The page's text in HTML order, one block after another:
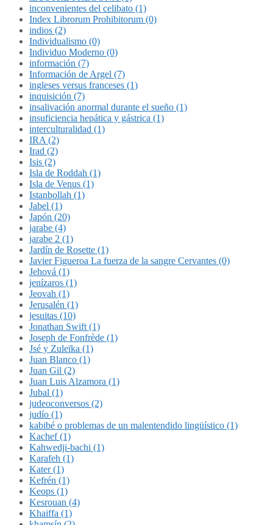
inconvenientes del celibato (1)
Index Librorum Prohibitorum (0)
indios (2)
Individualismo (0)
Individuo Moderno (0)
información (7)
Información de Argel (7)
ingleses versus franceses (1)
inquisición (7)
insalivación anormal durante el sueño (1)
insuficiencia hepática y gástrica (1)
interculturalidad (1)
IRA (2)
Irad (2)
Isis (2)
Isla de Roddah (1)
Isla de Venus (1)
Istanbollah (1)
Jabel (1)
Japón (20)
jarabe (4)
jarabe 2 (1)
Jardín de Rosette (1)
Javier Figueroa La fuerza de la sangre Cervantes (0)
Jehová (1)
jenízaros (1)
Jeovah (1)
Jerusalén (1)
jesuitas (10)
Jonathan Swift (1)
Joseph de Fonfrède (1)
Jsé y Zuleïka (1)
Juan Blanco (1)
Juan Gil (2)
Juan Luis Alzamora (1)
Jubal (1)
judeoconversos (2)
judío (1)
kabibé o problemas de un malentendido lingüístico (1)
Kachef (1)
Kahwedji-bachi (1)
Karafeh (1)
Kater (1)
Kefrén (1)
Keops (1)
Kesrouan (4)
Khaiffa (1)